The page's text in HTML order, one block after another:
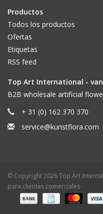
Productos
Todos los productos
Ofertas
Etiquetas
RSS feed
Top Art International -
B2B wholesale artificial
+ 31 (0) 162 370 370
service@kunstflora.com
© Copyright 2026 Top Art
para clientes comerciales -